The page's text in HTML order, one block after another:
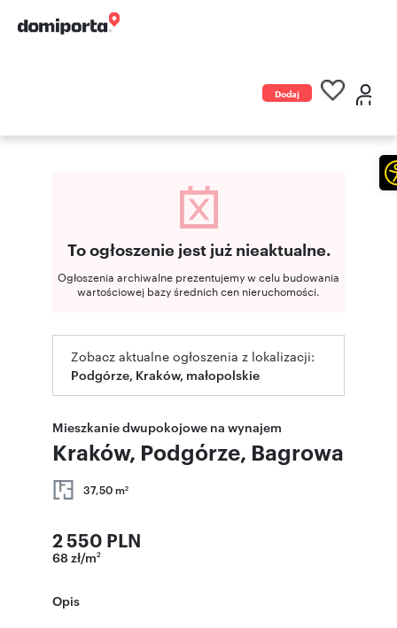
Dodaj
To ogłoszenie jest już nieaktualne.
Ogłoszenia archiwalne prezentujemy w celu budowania
wartościowej bazy średnich cen nieruchomości.
Zobacz aktualne ogłoszenia z lokalizacji:
Podgórze, Kraków, małopolskie
Mieszkanie dwupokojowe na wynajem
Kraków, Podgórze, Bagrowa
37,50 m2
2 550 PLN
68 zł/m2
Opis